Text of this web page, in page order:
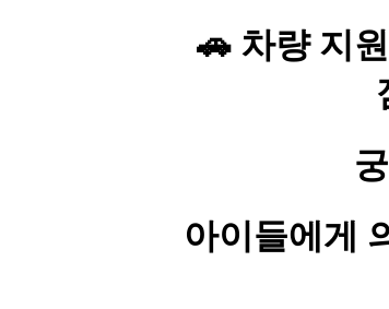
🚗 차량 지
아이들에게